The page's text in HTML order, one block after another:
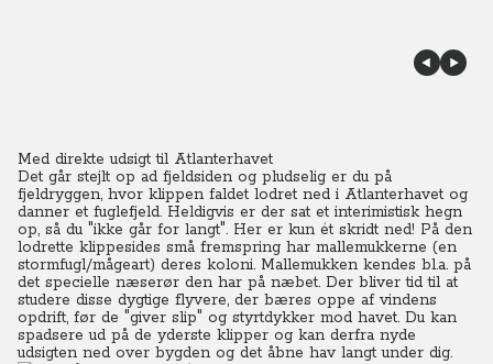
Med direkte udsigt til Atlanterhavet
Det går stejlt op ad fjeldsiden og pludselig er du på
fjeldryggen, hvor klippen faldet lodret ned i Atlanterhavet og
danner et fuglefjeld. Heldigvis er der sat et interimistisk hegn
op, så du "ikke går for langt". Her er kun ét skridt ned! På den
lodrette klippesides små fremspring har mallemukkerne (en
stormfugl/mågeart) deres koloni. Mallemukken kendes bl.a. på
det specielle næserør den har på næbet. Der bliver tid til at
studere disse dygtige flyvere, der bæres oppe af vindens
opdrift, før de "giver slip" og styrtdykker mod havet. Du kan
spadsere ud på de yderste klipper og kan derfra nyde
udsigten ned over bygden og det åbne hav langt under dig.